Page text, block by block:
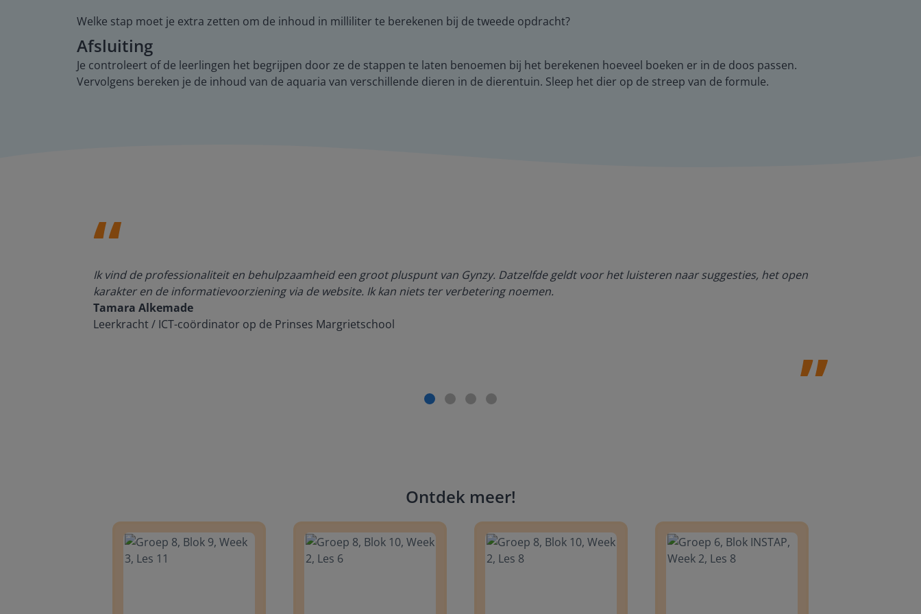
Welke stap moet je extra zetten om de inhoud in milliliter te berekenen bij de tweede opdracht?
Afsluiting
Je controleert of de leerlingen het begrijpen door ze de stappen te laten benoemen bij het berekenen hoeveel boeken er in de doos passen.
Vervolgens bereken je de inhoud van de aquaria van verschillende dieren in de dierentuin. Sleep het dier op de streep van de formule.
Ik vind de professionaliteit en behulpzaamheid een groot pluspunt van Gynzy. Datzelfde geldt voor het luisteren naar suggesties, het open
karakter en de informatievoorziening via de website. Ik kan niets ter verbetering noemen.
Tamara Alkemade
Leerkracht / ICT-coördinator op de Prinses Margrietschool
Ontdek meer!